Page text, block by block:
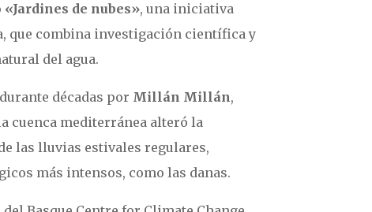
«Jardines de nubes», una iniciativa
que combina investigación científica y
del agua.
décadas por Millán Millán,
cuenca mediterránea alteró la
las lluvias estivales regulares,
más intensos, como las danas.